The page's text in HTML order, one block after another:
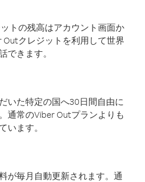
トの残高はアカウント画面か
Outクレジットを利用して世界
できます。
いた特定の国へ30日間自由に
通常のViber Outプランよりも
います。
が毎月自動更新されます。通